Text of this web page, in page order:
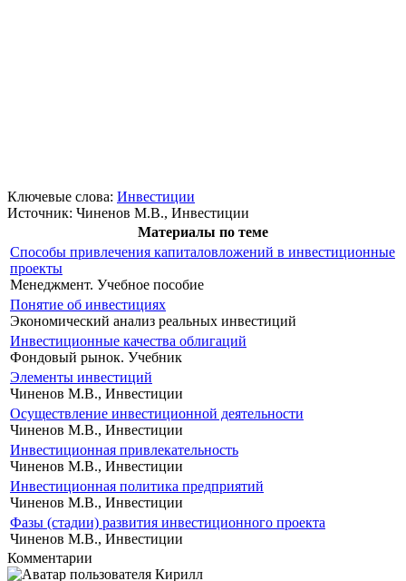
Ключевые слова: Инвестиции
Источник: Чиненов М.В., Инвестиции
Материалы по теме
Способы привлечения капиталовложений в инвестиционные
проекты
Менеджмент. Учебное пособие
Понятие об инвестициях
Экономический анализ реальных инвестиций
Инвестиционные качества облигаций
Фондовый рынок. Учебник
Элементы инвестиций
Чиненов М.В., Инвестиции
Осуществление инвестиционной деятельности
Чиненов М.В., Инвестиции
Инвестиционная привлекательность
Чиненов М.В., Инвестиции
Инвестиционная политика предприятий
Чиненов М.В., Инвестиции
Фазы (стадии) развития инвестиционного проекта
Чиненов М.В., Инвестиции
Комментарии